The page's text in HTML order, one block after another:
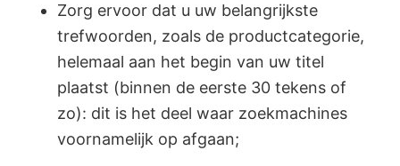
Zorg ervoor dat u uw belangrijkste
trefwoorden, zoals de productcategorie,
helemaal aan het begin van uw titel
plaatst (binnen de eerste 30 tekens of
zo): dit is het deel waar zoekmachines
voornamelijk op afgaan;